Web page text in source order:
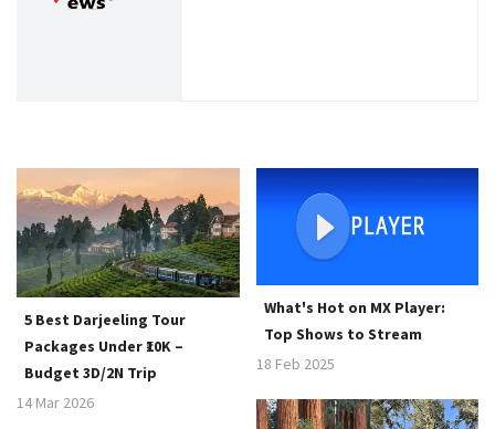
5 Best Darjeeling Tour
Packages Under ₹10K –
Budget 3D/2N Trip
14 Mar 2026
What's Hot on MX Player:
Top Shows to Stream
18 Feb 2025